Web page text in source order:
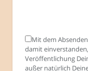
Mit dem
damit
Veröffentlichung
außer natürlich